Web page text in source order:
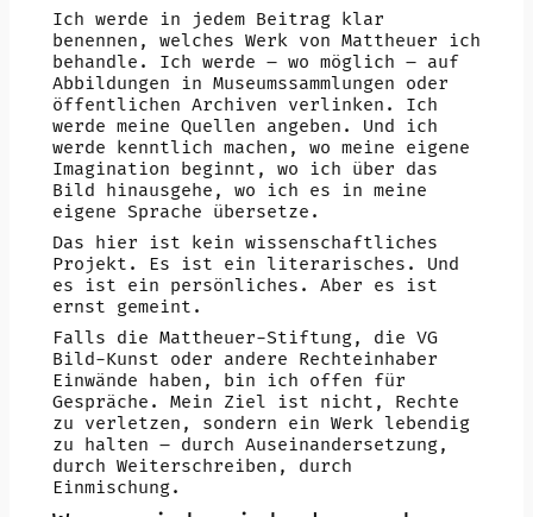
Ich werde in jedem Beitrag klar
benennen, welches Werk von Mattheuer ich
behandle. Ich werde – wo möglich – auf
Abbildungen in Museumssammlungen oder
öffentlichen Archiven verlinken. Ich
werde meine Quellen angeben. Und ich
werde kenntlich machen, wo meine eigene
Imagination beginnt, wo ich über das
Bild hinausgehe, wo ich es in meine
eigene Sprache übersetze.
Das hier ist kein wissenschaftliches
Projekt. Es ist ein literarisches. Und
es ist ein persönliches. Aber es ist
ernst gemeint.
Falls die Mattheuer-Stiftung, die VG
Bild-Kunst oder andere Rechteinhaber
Einwände haben, bin ich offen für
Gespräche. Mein Ziel ist nicht, Rechte
zu verletzen, sondern ein Werk lebendig
zu halten – durch Auseinandersetzung,
durch Weiterschreiben, durch
Einmischung.